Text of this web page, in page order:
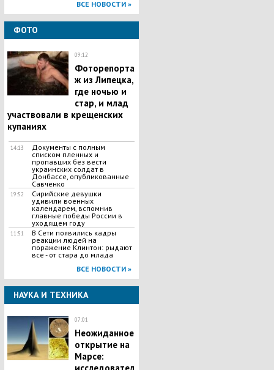
ВСЕ НОВОСТИ »
ФОТО
09:12
Фоторепорта
ж из Липецка,
где ночью и
стар, и млад
участвовали в крещенских
купаниях
14:13
Документы с полным
списком пленных и
пропавших без вести
украинских солдат в
Донбассе, опубликованные
Савченко
19:52
Сирийские девушки
удивили военных
календарем, вспомнив
главные победы России в
уходящем году
11:51
В Сети появились кадры
реакции людей на
поражение Клинтон: рыдают
все - от стара до млада
ВСЕ НОВОСТИ »
НАУКА И ТЕХНИКА
07:01
Неожиданное
открытие на
Марсе: